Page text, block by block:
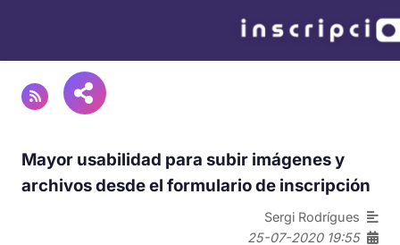
Mayor usabilidad para subir imágenes y
archivos desde el formulario de inscripción
Sergi Rodrígues
25-07-2020 19:55